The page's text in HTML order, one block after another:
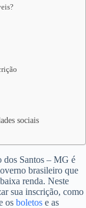
sociais
Santos – MG é
brasileiro que
renda. Neste
sua inscrição, como
os boletos e as